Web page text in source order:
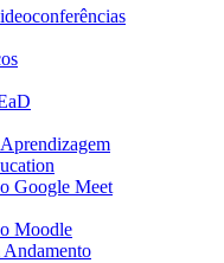
Google Meet
Moodle
Andamento